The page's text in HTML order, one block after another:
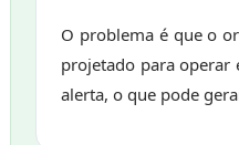
O problema é que o
projetado para operar
alerta, o que pode